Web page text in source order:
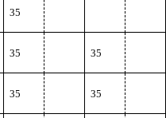
35
35 35
35 35